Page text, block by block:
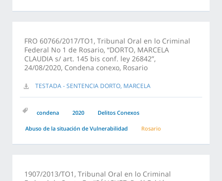
FRO 60766/2017/TO1, Tribunal Oral en lo Criminal
Federal No 1 de Rosario, “DORTO, MARCELA
CLAUDIA s/ art. 145 bis conf. ley 26842”,
24/08/2020, Condena conexo, Rosario
TESTADA - SENTENCIA DORTO, MARCELA
condena 2020 Delitos Conexos
Abuso de la situación de Vulnerabilidad Rosario
1907/2013/TO1, Tribunal Oral en lo Criminal